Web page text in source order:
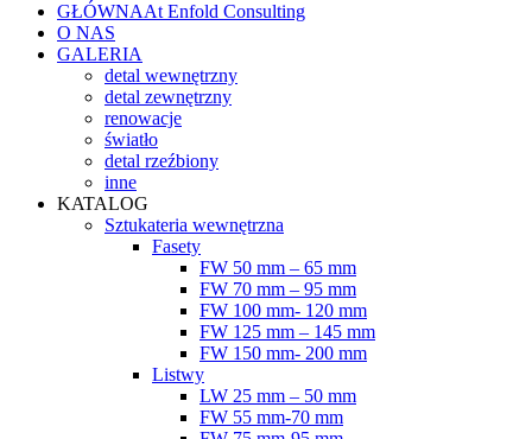
GŁÓWNAAt Enfold Consulting
O NAS
GALERIA
detal wewnętrzny
detal zewnętrzny
renowacje
światło
detal rzeźbiony
inne
KATALOG
Sztukateria wewnętrzna
Fasety
FW 50 mm – 65 mm
FW 70 mm – 95 mm
FW 100 mm- 120 mm
FW 125 mm – 145 mm
FW 150 mm- 200 mm
Listwy
LW 25 mm – 50 mm
FW 55 mm-70 mm